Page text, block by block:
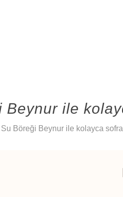
ile
Böreği Beynur ile kolayca